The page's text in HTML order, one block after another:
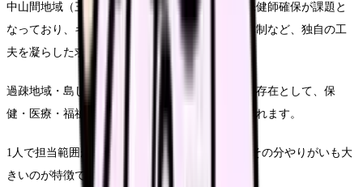
中山間地域（三次市、庄原市など）でも同様に保健師確保が課題と
なっており、キャリアアップ支援や柔軟な勤務体制など、独自の工
夫を凝らした求人が見られます。
過疎地域・島しょ部の保健師は「何でも屋」的な存在として、保
健・医療・福祉を横断する総合的な活動が求められます。
1人で担当範囲が広く、責任は重くなりますが、その分やりがいも大
きいのが特徴です。